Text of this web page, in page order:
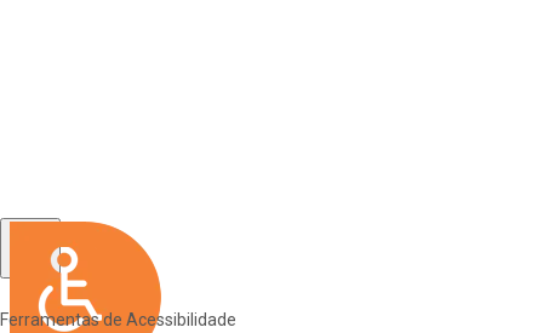
Ferramentas de Acessibilidade